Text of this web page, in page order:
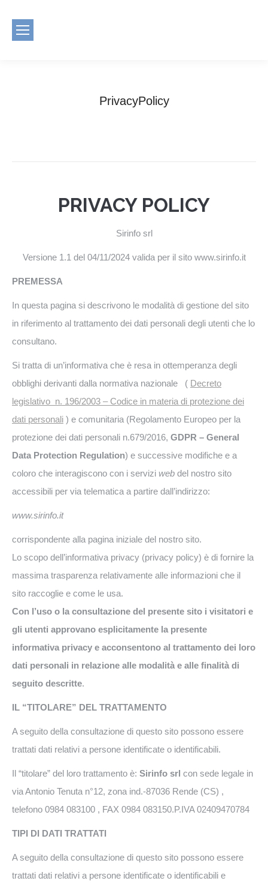
PrivacyPolicy
PRIVACY POLICY
Sirinfo srl
Versione 1.1 del 04/11/2024 valida per il sito www.sirinfo.it
PREMESSA
In questa pagina si descrivono le modalità di gestione del sito
in riferimento al trattamento dei dati personali degli utenti che lo
consultano.
Si tratta di un’informativa che è resa in ottemperanza degli
obblighi derivanti dalla normativa nazionale ( Decreto
legislativo n. 196/2003 – Codice in materia di protezione dei
dati personali ) e comunitaria (Regolamento Europeo per la
protezione dei dati personali n.679/2016, GDPR – General
Data Protection Regulation) e successive modifiche e a
coloro che interagiscono con i servizi web del nostro sito
accessibili per via telematica a partire dall’indirizzo:
www.sirinfo.it
corrispondente alla pagina iniziale del nostro sito.
Lo scopo dell’informativa privacy (privacy policy) è di fornire la
massima trasparenza relativamente alle informazioni che il
sito raccoglie e come le usa.
Con l’uso o la consultazione del presente sito i visitatori e
gli utenti approvano esplicitamente la presente
informativa privacy e acconsentono al trattamento dei loro
dati personali in relazione alle modalità e alle finalità di
seguito descritte.
IL “TITOLARE” DEL TRATTAMENTO
A seguito della consultazione di questo sito possono essere
trattati dati relativi a persone identificate o identificabili.
Il “titolare” del loro trattamento è: Sirinfo srl con sede legale in
via Antonio Tenuta n°12, zona ind.-87036 Rende (CS) ,
telefono 0984 083100 , FAX 0984 083150.P.IVA 02409470784
TIPI DI DATI TRATTATI
A seguito della consultazione di questo sito possono essere
trattati dati relativi a persone identificate o identificabili e